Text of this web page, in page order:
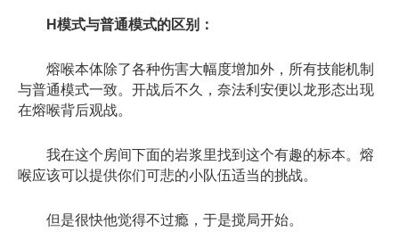
H模式与普通模式的区别：
熔喉本体除了各种伤害大幅度增加外，所有技能机制
与普通模式一致。开战后不久，奈法利安便以龙形态出现
在熔喉背后观战。
我在这个房间下面的岩浆里找到这个有趣的标本。熔
喉应该可以提供你们可悲的小队伍适当的挑战。
但是很快他觉得不过瘾，于是搅局开始。